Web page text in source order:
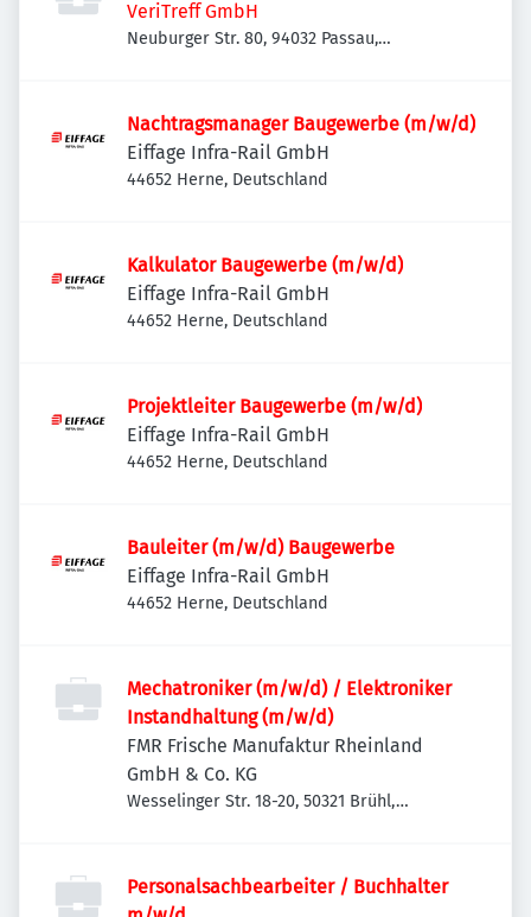
VeriTreff GmbH
Neuburger Str. 80, 94032 Passau,
Nachtragsmanager Baugewerbe (m/w/d)
Eiffage Infra-Rail GmbH
44652 Herne, Deutschland
Kalkulator Baugewerbe (m/w/d)
Eiffage Infra-Rail GmbH
44652 Herne, Deutschland
Projektleiter Baugewerbe (m/w/d)
Eiffage Infra-Rail GmbH
44652 Herne, Deutschland
Bauleiter (m/w/d) Baugewerbe
Eiffage Infra-Rail GmbH
44652 Herne, Deutschland
Mechatroniker (m/w/d) / Elektroniker
Instandhaltung (m/w/d)
FMR Frische Manufaktur Rheinland
GmbH & Co. KG
Wesselinger Str. 18-20, 50321 Brühl,
Personalsachbearbeiter / Buchhalter